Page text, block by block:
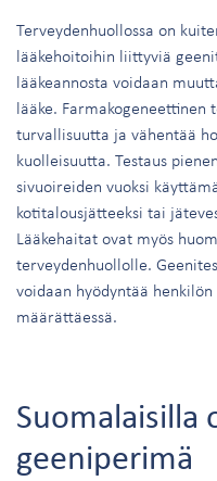
Terveydenhuollossa on
lääkehoitoihin liittyviä
lääkeannosta voidaan
lääke. Farmakogeneettinen
turvallisuutta ja vähentää
kuolleisuutta. Testaus
sivuoireiden vuoksi
kotitalousjätteeksi tai
Lääkehaitat ovat myös
terveydenhuollolle.
voidaan hyödyntää
määrättäessä.
Suomalaisilla
geeniperimä